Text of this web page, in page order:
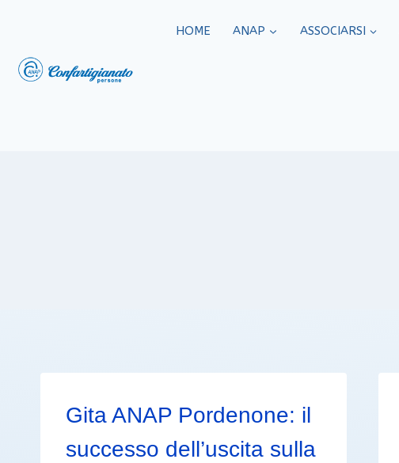
HOME ANAP ASSOCIARSI
Gita ANAP Pordenone: il
successo dell’uscita sulla